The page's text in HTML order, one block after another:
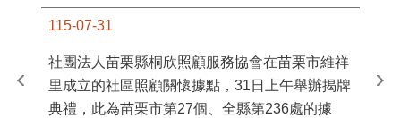
115-07-31
社團法人苗栗縣桐欣照顧服務協會在苗栗市維祥
里成立的社區照顧關懷據點，31日上午舉辦揭牌
典禮，此為苗栗市第27個、全縣第236處的據
苗